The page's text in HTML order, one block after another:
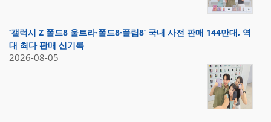
‘갤럭시 Z 폴드8 울트라·폴드8·플립8’ 국내 사전 판매 144만대, 역
대 최다 판매 신기록
2026-08-05